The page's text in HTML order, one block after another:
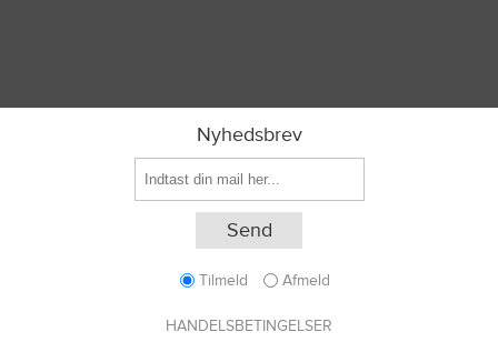
Nyhedsbrev
Tilmeld Afmeld
HANDELSBETINGELSER